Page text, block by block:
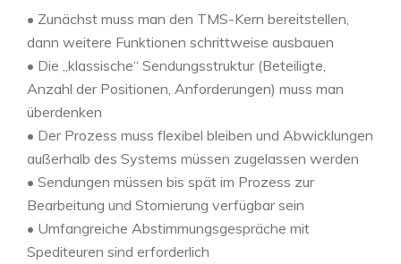
• Zunächst muss man den TMS-Kern bereitstellen,
dann weitere Funktionen schrittweise ausbauen
• Die „klassische“ Sendungsstruktur (Beteiligte,
Anzahl der Positionen, Anforderungen) muss man
überdenken
• Der Prozess muss flexibel bleiben und Abwicklungen
außerhalb des Systems müssen zugelassen werden
• Sendungen müssen bis spät im Prozess zur
Bearbeitung und Stornierung verfügbar sein
• Umfangreiche Abstimmungsgespräche mit
Spediteuren sind erforderlich